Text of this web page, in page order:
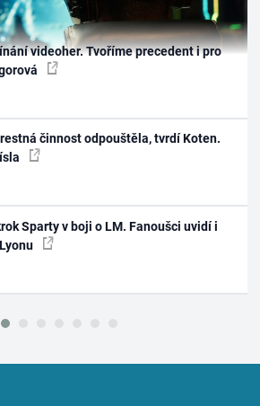
videoher. Tvoříme precedent i pro
činnost odpouštěla, tvrdí Koten.
Sparty v boji o LM. Fanoušci uvidí i